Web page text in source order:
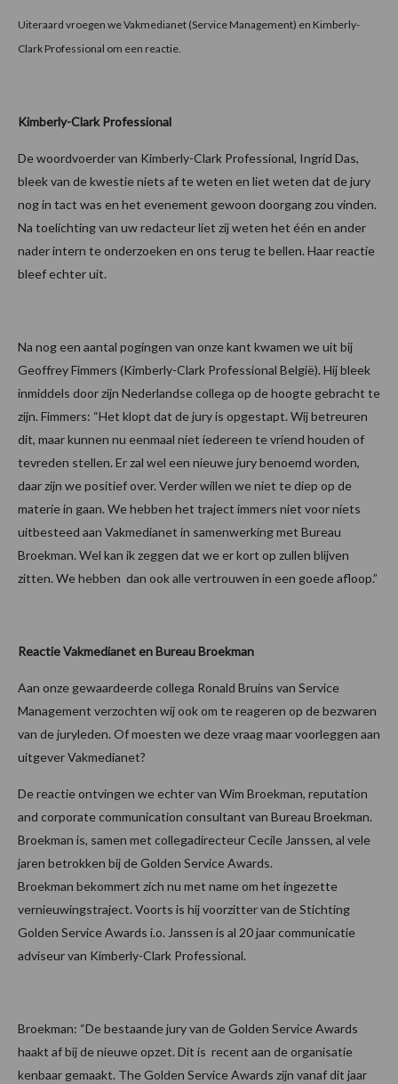
Uiteraard vroegen we Vakmedianet (Service Management) en Kimberly-
Clark Professional om een reactie.
Kimberly-Clark Professional
De woordvoerder van Kimberly-Clark Professional, Ingrid Das,
bleek van de kwestie niets af te weten en liet weten dat de jury
nog in tact was en het evenement gewoon doorgang zou vinden.
Na toelichting van uw redacteur liet zij weten het één en ander
nader intern te onderzoeken en ons terug te bellen. Haar reactie
bleef echter uit.
Na nog een aantal pogingen van onze kant kwamen we uit bij
Geoffrey Fimmers (Kimberly-Clark Professional België). Hij bleek
inmiddels door zijn Nederlandse collega op de hoogte gebracht te
zijn. Fimmers: “Het klopt dat de jury is opgestapt. Wij betreuren
dit, maar kunnen nu eenmaal niet iedereen te vriend houden of
tevreden stellen. Er zal wel een nieuwe jury benoemd worden,
daar zijn we positief over. Verder willen we niet te diep op de
materie in gaan. We hebben het traject immers niet voor niets
uitbesteed aan Vakmedianet in samenwerking met Bureau
Broekman. Wel kan ik zeggen dat we er kort op zullen blijven
zitten. We hebben dan ook alle vertrouwen in een goede afloop.”
Reactie Vakmedianet en Bureau Broekman
Aan onze gewaardeerde collega Ronald Bruins van Service
Management verzochten wij ook om te reageren op de bezwaren
van de juryleden. Of moesten we deze vraag maar voorleggen aan
uitgever Vakmedianet?
De reactie ontvingen we echter van Wim Broekman, reputation
and corporate communication consultant van Bureau Broekman.
Broekman is, samen met collegadirecteur Cecile Janssen, al vele
jaren betrokken bij de Golden Service Awards.
Broekman bekommert zich nu met name om het ingezette
vernieuwingstraject. Voorts is hij voorzitter van de Stichting
Golden Service Awards i.o. Janssen is al 20 jaar communicatie
adviseur van Kimberly-Clark Professional.
Broekman: “De bestaande jury van de Golden Service Awards
haakt af bij de nieuwe opzet. Dit is recent aan de organisatie
kenbaar gemaakt. The Golden Service Awards zijn vanaf dit jaar